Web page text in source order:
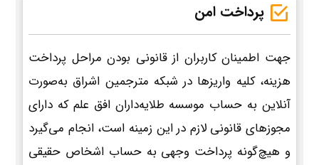
پرداخت امن
جهت اطمینان کاربران از قانونی بودن مراحل پرداخت
هزینه، کلیه واریزها در شبکه مترجمین اشراق به‌صورت
آنلاین به حساب موسسه طلایه‌داران افق علم که دارای
مجوزهای قانونی لازم در این زمینه است، انجام می‌گیرد
و هیچ‌گونه پرداخت وجهی به حساب اشخاص حقیقی